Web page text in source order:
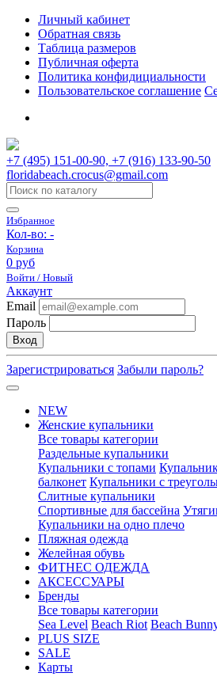
Личный кабинет
Обратная связь
Таблица размеров
Публичная оферта
Политика конфидициальности
Пользовательское соглашение
+7 (495) 151-00-90, +7 (916) 133-90-50
floridabeach.crocus@gmail.com
Избранное
Кол-во: -
Корзина
0 руб
Войти / Новый
Аккаунт
Email
Пароль
Вход
Зарегистрироваться Забыли пароль?
NEW
Женские купальники
Все товары категории
Раздельные купальники
Купальники с топами
балконет Купальники с
Слитные купальники
Спортивные для бассейна
Купальники на одно плечо
Пляжная одежда
Желейная обувь
ФИТНЕС ОДЕЖДА
АКСЕССУАРЫ
Бренды
Все товары категории
Sea Level Beach Riot Beach
PLUS SIZE
SALE
Карты